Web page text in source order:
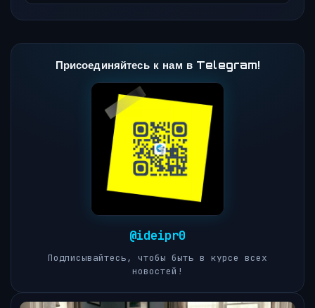
Присоединяйтесь к нам в Telegram!
@ideipr0
Подписывайтесь, чтобы быть в курсе всех
новостей!